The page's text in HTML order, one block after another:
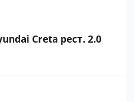
Creta рест. 2.0